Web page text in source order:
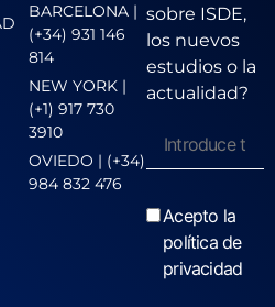
BARCELONA |
(+34) 931 146
814
NEW YORK |
(+1) 917 730
3910
OVIEDO | (+34)
984 832 476
sobre ISDE,
los nuevos
estudios o la
actualidad?
Acepto la
política de
privacidad